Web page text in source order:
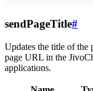
sendPageTitle#
Updates the title of the
page URL in the
applications.